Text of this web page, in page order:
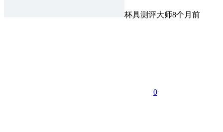
杯具测评大师8个月前
0